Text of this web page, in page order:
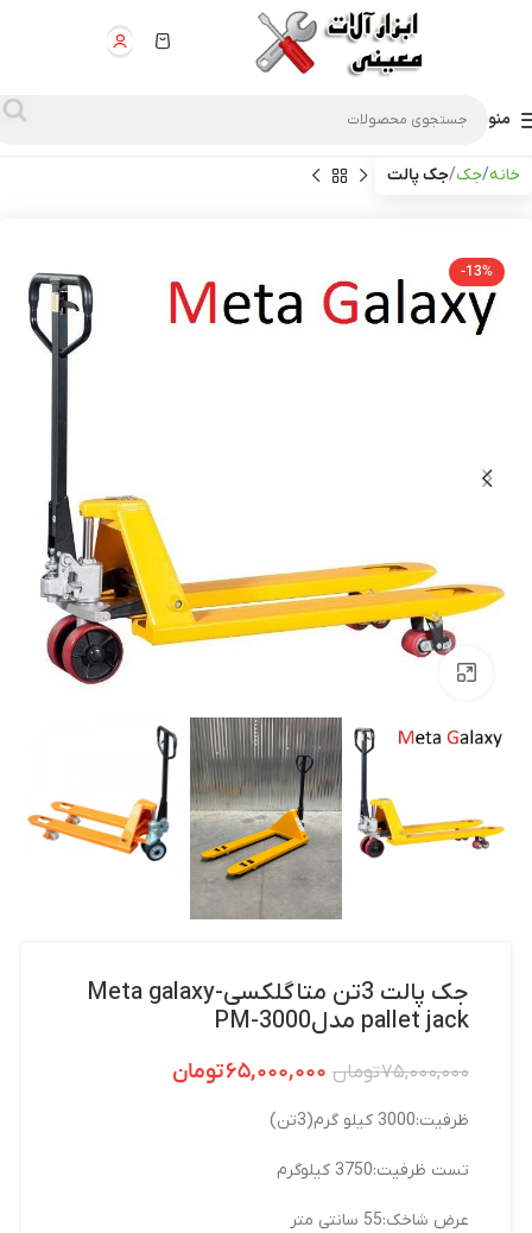
منو
خانه جک جک پالت
-13%
جک پالت 3تن متاگلکسی-Meta galaxy
pallet jack مدلPM-3000
۷۵,۰۰۰,۰۰۰تومان ۶۵,۰۰۰,۰۰۰تومان
ظرفیت:3000 کیلو گرم(3تن)
تست ظرفیت:3750 کیلوگرم
عرض شاخک:55 سانتی متر